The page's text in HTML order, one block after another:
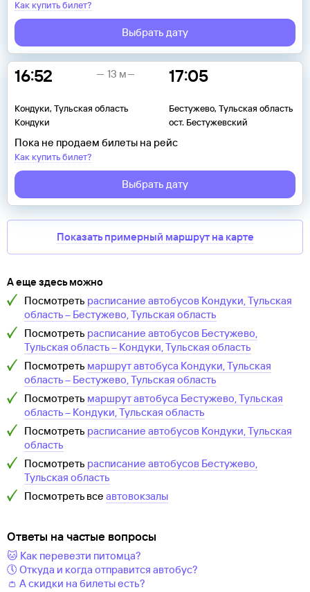
Как купить билет?
Выбрать дату
16:52
Кондуки, Тульская область
Кондуки
17:05
Бестужево, Тульская область
ост. Бестужевский
13 м
Пока не продаем билеты на рейс
Как купить билет?
Выбрать дату
Показать примерный маршрут на карте
А еще здесь можно
Посмотреть расписание автобусов Кондуки, Тульская
область– Бестужево, Тульская область
Посмотреть расписание автобусов Бестужево,
Тульская область– Кондуки, Тульская область
Посмотреть маршрут автобуса Кондуки, Тульская
область– Бестужево, Тульская область
Посмотреть маршрут автобуса Бестужево, Тульская
область– Кондуки, Тульская область
Посмотреть расписание автобусов Кондуки, Тульская
область
Посмотреть расписание автобусов Бестужево,
Тульская область
Посмотреть все автовокзалы
Ответы на частые вопросы
🐱 Как перевезти питомца?
🕔 Откуда и когда отправится автобус?
👛 А скидки на билеты есть?